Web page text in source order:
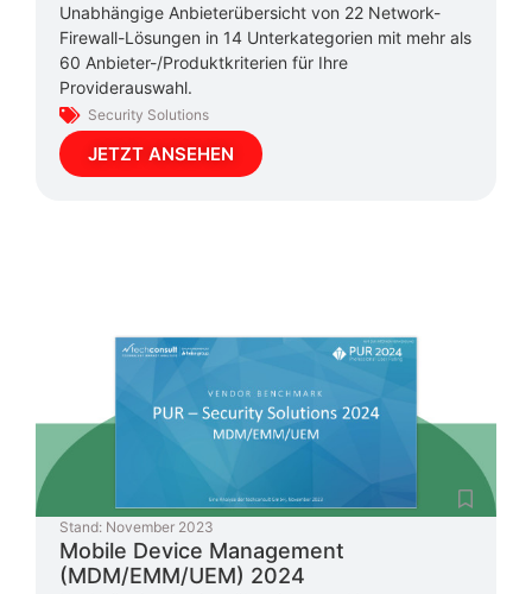
Unabhängige Anbieterübersicht von 22 Network-
Firewall-Lösungen in 14 Unterkategorien mit mehr als
60 Anbieter-/Produktkriterien für Ihre
Providerauswahl.
Security Solutions
JETZT ANSEHEN
Stand: November 2023
Mobile Device Management
(MDM/EMM/UEM) 2024